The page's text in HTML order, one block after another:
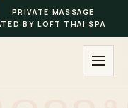
PRIVATE MASSAGE
BY LOFT THAI SPA